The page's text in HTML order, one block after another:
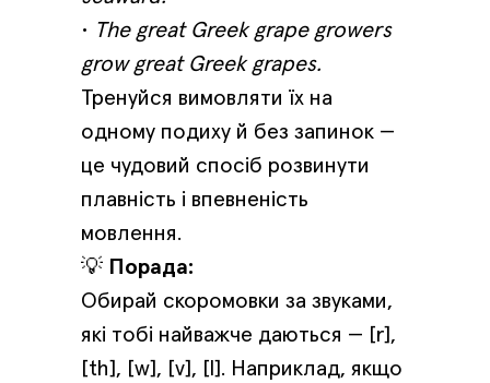
• The great Greek grape growers
grow great Greek grapes.
Тренуйся вимовляти їх на
одному подиху й без запинок —
це чудовий спосіб розвинути
плавність і впевненість
мовлення.
💡 Порада:
Обирай скоромовки за звуками,
які тобі найважче даються — [r],
[th], [w], [v], [l]. Наприклад, якщо